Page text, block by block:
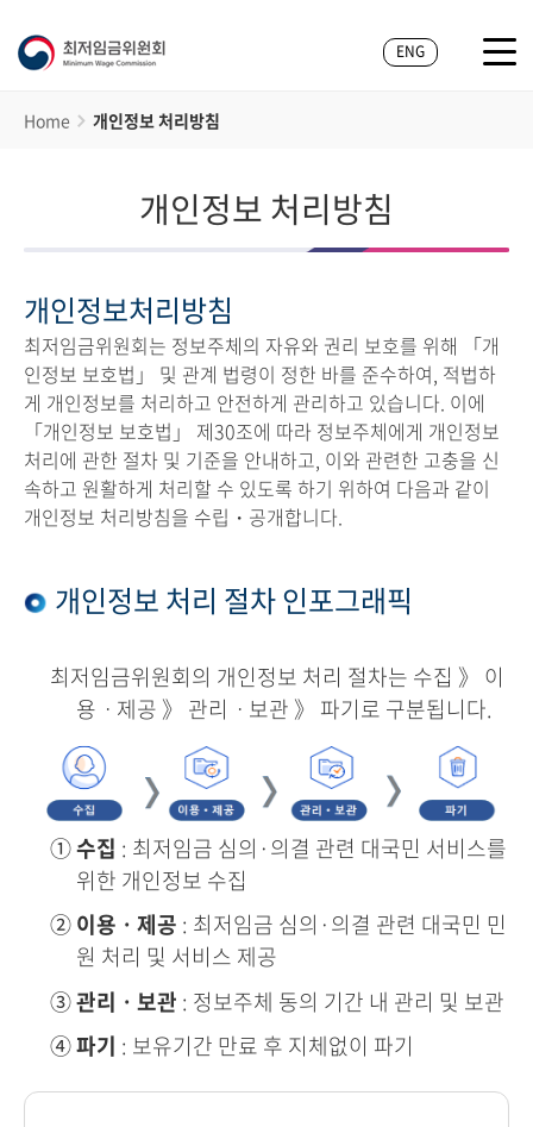
ENG
Home 개인정보 처리방침
개인정보 처리방침
개인정보처리방침
최저임금위원회는 정보주체의 자유와 권리 보호를 위해 「개
인정보 보호법」 및 관계 법령이 정한 바를 준수하여, 적법하
게 개인정보를 처리하고 안전하게 관리하고 있습니다. 이에
「개인정보 보호법」 제30조에 따라 정보주체에게 개인정보
처리에 관한 절차 및 기준을 안내하고, 이와 관련한 고충을 신
속하고 원활하게 처리할 수 있도록 하기 위하여 다음과 같이
개인정보 처리방침을 수립・공개합니다.
개인정보 처리 절차 인포그래픽
최저임금위원회의 개인정보 처리 절차는 수집 》 이
용ㆍ제공 》 관리ㆍ보관 》 파기로 구분됩니다.
①수집 : 최저임금 심의·의결 관련 대국민 서비스를
위한 개인정보 수집
② 이용ㆍ제공 : 최저임금 심의·의결 관련 대국민 민
원 처리 및 서비스 제공
③관리ㆍ보관 : 정보주체 동의 기간 내 관리 및 보관
④파기 : 보유기간 만료 후 지체없이 파기